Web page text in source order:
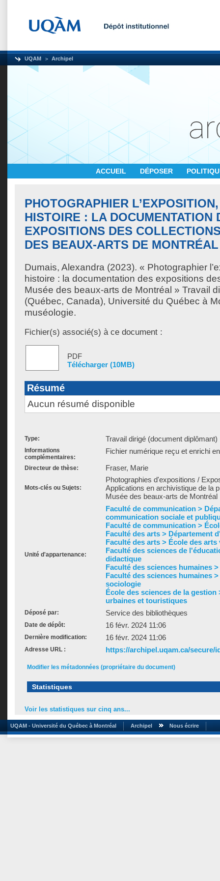
UQAM Archipel
ACCUEIL DÉPOSER
PHOTOGRAPHIER
HISTOIRE : LA DOCUMENTATION
EXPOSITIONS DES
DES BEAUX-ARTS DE MONTRÉAL
Dumais, Alexandra (2023). « Photographier
histoire : la documentation des expositions
Musée des beaux-arts de Montréal » Travail
(Québec, Canada), Université du Québec à
muséologie.
Fichier(s) associé(s) à ce document :
PDF
Télécharger (10MB)
Résumé
Aucun résumé disponible
Type: Travail dirigé (document diplômant)
Informations
complémentaires:
Fichier numérique reçu et enrichi
Directeur de thèse: Fraser, Marie
Mots-clés ou Sujets:
Photographies d'expositions /
Applications en archivistique de la
Musée des beaux-arts de Montréal
Unité d'appartenance:
Faculté de communication >
communication sociale et
Faculté de communication >
Faculté des arts > Département
Faculté des arts > École des
Faculté des sciences de
didactique
Faculté des sciences humaines
Faculté des sciences humaines
sociologie
École des sciences de la
urbaines et touristiques
Déposé par: Service des bibliothèques
Date de dépôt: 16 févr. 2024 11:06
Dernière modification: 16 févr. 2024 11:06
Adresse URL : https://archipel.uqam.ca/secure/
Modifier les métadonnées (propriétaire du document)
Statistiques
Voir les statistiques sur cinq ans...
UQAM - Université du Québec à Montréal Archipel Nous écrire